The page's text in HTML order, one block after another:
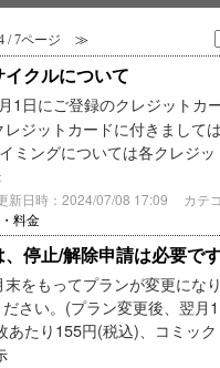
/ 7ページ ≫
クルについて
1日にご登録のクレジットカ
ジットカードに付きまして
ミングについては各クレジ
新日時：2024/07/08 17:09
カテ
料金
停止/解除申請は必要で
をもってプランが変更にな
さい。(プラン変更後、翌月
たり155円(税込)、コミッ